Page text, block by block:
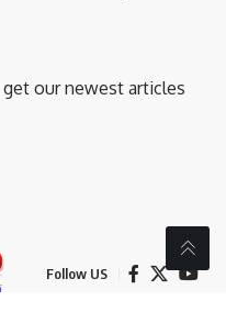
our newest articles
Follow US